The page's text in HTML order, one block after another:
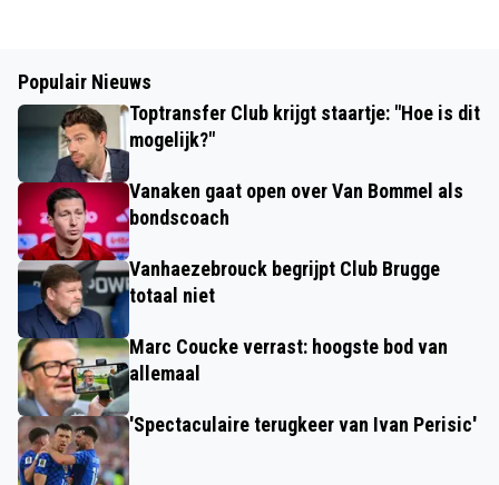
Populair Nieuws
Toptransfer Club krijgt staartje: "Hoe is dit
mogelijk?"
Vanaken gaat open over Van Bommel als
bondscoach
Vanhaezebrouck begrijpt Club Brugge
totaal niet
Marc Coucke verrast: hoogste bod van
allemaal
'Spectaculaire terugkeer van Ivan Perisic'